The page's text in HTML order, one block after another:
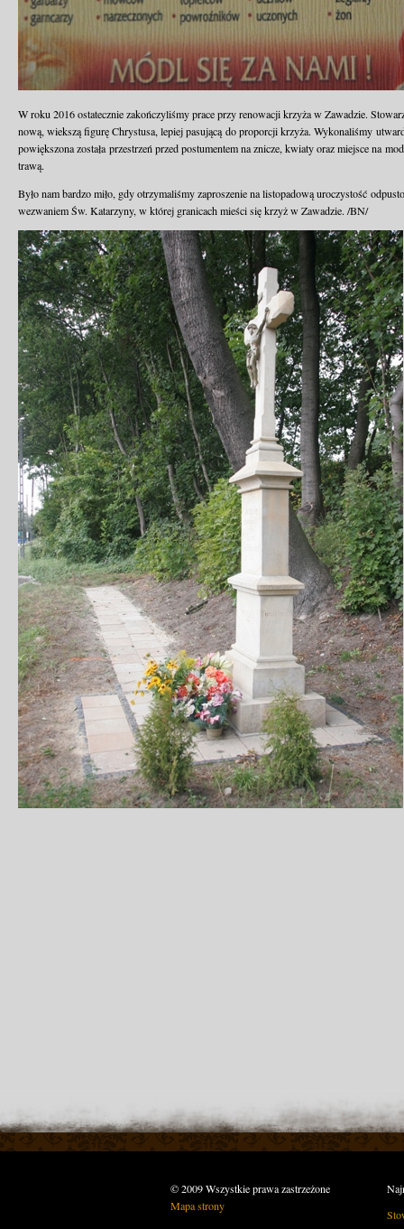
W roku 2016 ostatecznie zakończyliśmy prace przy renowacji krzyża w Zawadzie.
nową, wiekszą figurę Chrystusa, lepiej pasującą do proporcji krzyża. Wykonaliśmy
powiększona została przestrzeń przed postumentem na znicze, kwiaty oraz miejsce na
trawą.
Było nam bardzo miło, gdy otrzymaliśmy zaproszenie na listopadową uroczystość
wezwaniem Św. Katarzyny, w której granicach mieści się krzyż w Zawadzie. /BN/
© 2009 Wszystkie prawa zastrzeżone
Mapa strony